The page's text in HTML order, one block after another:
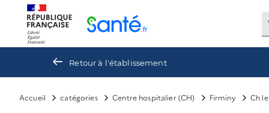
Retour à l'établissement
Accueil catégories Centre hospitalier (CH) Firminy Ch
Panneau de gestion des cookies